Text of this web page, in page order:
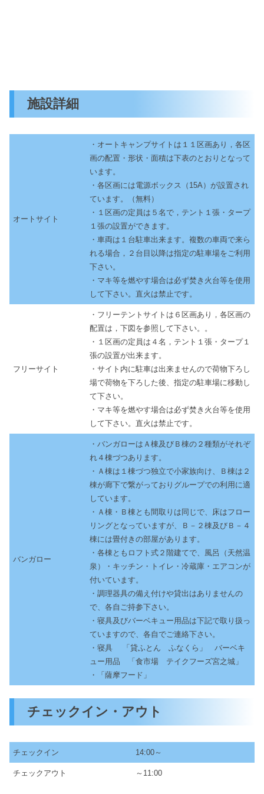
施設詳細
オートサイト
・オートキャンプサイトは１１区画あり，各区
画の配置・形状・面積は下表のとおりとなって
います。
・各区画には電源ボックス（15A）が設置され
ています。（無料）
・１区画の定員は５名で，テント１張・タープ
１張の設置ができます。
・車両は１台駐車出来ます。複数の車両で来ら
れる場合，２台目以降は指定の駐車場をご利用
下さい。
・マキ等を燃やす場合は必ず焚き火台等を使用
して下さい。直火は禁止です。
フリーサイト
・フリーテントサイトは６区画あり，各区画の
配置は，下図を参照して下さい。。
・１区画の定員は４名，テント１張・タープ１
張の設置が出来ます。
・サイト内に駐車は出来ませんので荷物下ろし
場で荷物を下ろした後、指定の駐車場に移動し
て下さい。
・マキ等を燃やす場合は必ず焚き火台等を使用
して下さい。直火は禁止です。
バンガロー
・バンガローはＡ棟及びＢ棟の２種類がそれぞ
れ４棟づつあります。
・Ａ棟は１棟づつ独立で小家族向け、Ｂ棟は２
棟が廊下で繋がっておりグループでの利用に適
しています。
・Ａ棟・Ｂ棟とも間取りは同じで、床はフロー
リングとなっていますが、Ｂ－２棟及びＢ－４
棟には畳付きの部屋があります。
・各棟ともロフト式２階建てで、風呂（天然温
泉）・キッチン・トイレ・冷蔵庫・エアコンが
付いています。
・調理器具の備え付けや貸出はありませんの
で、各自ご持参下さい。
・寝具及びバーベキュー用品は下記で取り扱っ
ていますので、各自でご連絡下さい。
・寝具 「貸ふとん ふなくら」 バーベキ
ュー用品 「食市場 テイクフーズ宮之城」
・「薩摩フード」
チェックイン・アウト
チェックイン 14:00～
チェックアウト ～11:00